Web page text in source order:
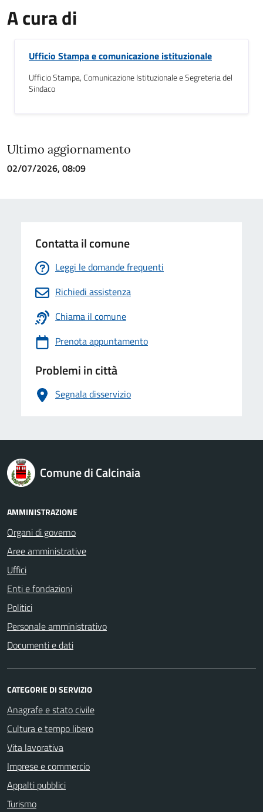
A cura di
Ufficio Stampa e comunicazione istituzionale
Ufficio Stampa, Comunicazione Istituzionale e Segreteria del
Sindaco
Ultimo aggiornamento
02/07/2026, 08:09
Contatta il comune
Leggi le domande frequenti
Richiedi assistenza
Chiama il comune
Prenota appuntamento
Problemi in città
Segnala disservizio
logo Unione Europea
Comune di Calcinaia
AMMINISTRAZIONE
Organi di governo
Aree amministrative
Uffici
Enti e fondazioni
Politici
Personale amministrativo
Documenti e dati
CATEGORIE DI SERVIZIO
Anagrafe e stato civile
Cultura e tempo libero
Vita lavorativa
Imprese e commercio
Appalti pubblici
Turismo